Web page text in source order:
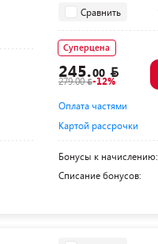
Сравнить
Суперцена
245.00
279.00 -12%
Оплата частями
Картой рассрочки
Бонусы к начислению:
Списание бонусов: